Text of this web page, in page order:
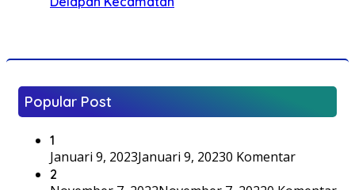
Popular Post
1
Januari 9, 2023Januari 9, 20230 Komentar
2